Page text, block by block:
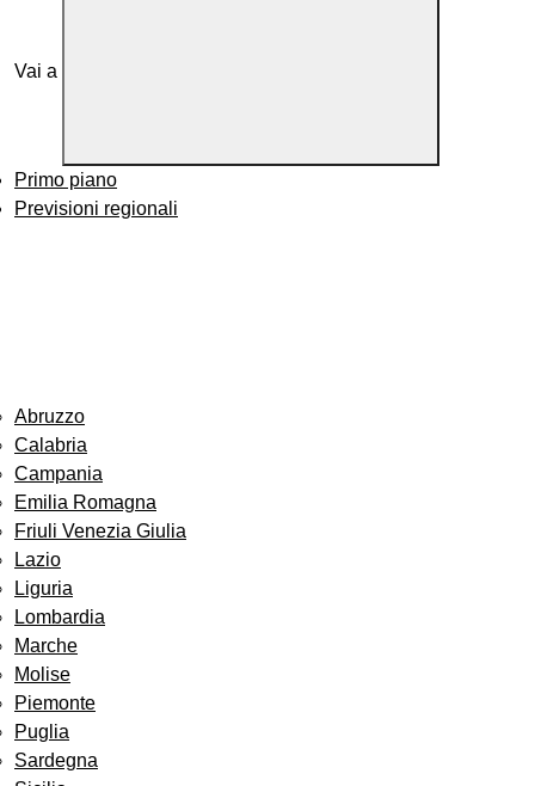
Vai a
Primo piano
Previsioni regionali
Abruzzo
Calabria
Campania
Emilia Romagna
Friuli Venezia Giulia
Lazio
Liguria
Lombardia
Marche
Molise
Piemonte
Puglia
Sardegna